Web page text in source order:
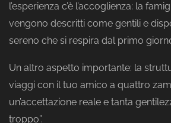
l’esperienza c’è l’accoglienza: la
vengono descritti come gentili e
sereno che si respira dal primo
Un altro aspetto importante: la
viaggi con il tuo amico a quattro
un’accettazione reale e tanta
troppo”.